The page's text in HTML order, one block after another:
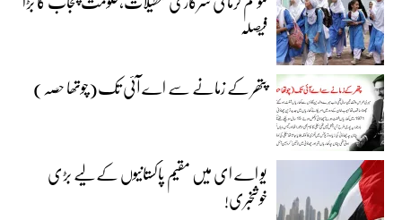
فیصلہ
پتھر کے زمانے سے اے آئی تک(چوتھا حصہ)
یو اے ای میں مقیم پاکستانیوں کے لیے بڑی
خوشخبری!